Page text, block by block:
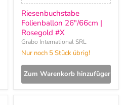
Riesenbuchstabe
Folienballon 26"/66cm |
Rosegold #X
Grabo International SRL
Nur noch 5 Stück übrig!
Zum Warenkorb hinzufügen